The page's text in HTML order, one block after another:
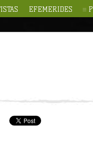
EFEMERIDES